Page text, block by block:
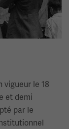
vigueur le 18
et demi
par le